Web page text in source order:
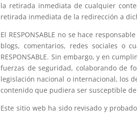
la retirada inmediata de cualquier
retirada inmediata de la redirección a
El RESPONSABLE no se hace
blogs, comentarios, redes sociales o
RESPONSABLE. Sin embargo, y en
fuerzas de seguridad, colaborando de
legislación nacional o internacional, los
contenido que pudiera ser susceptible
Este sitio web ha sido revisado y